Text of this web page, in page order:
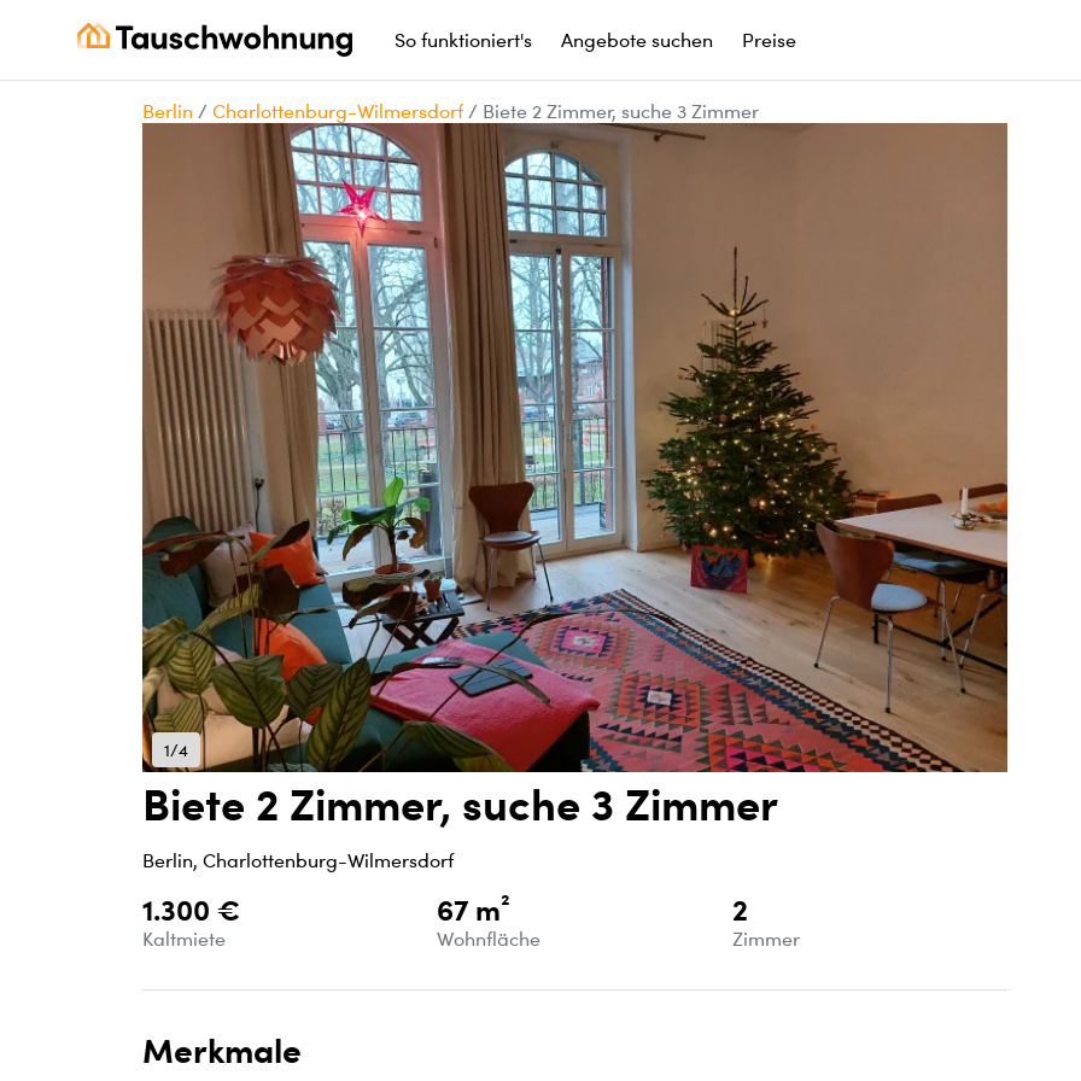
So funktioniert's Angebote suchen Preise
Berlin / Charlottenburg-Wilmersdorf / Biete 2 Zimmer, suche 3 Zimmer
1/4
Biete 2 Zimmer, suche 3 Zimmer
Berlin, Charlottenburg-Wilmersdorf
1.300 €
Kaltmiete
67 m²
Wohnfläche
2
Zimmer
Merkmale